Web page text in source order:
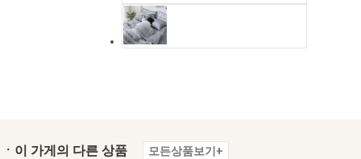
ㆍ이 가게의 다른 상품 모든상품보기+